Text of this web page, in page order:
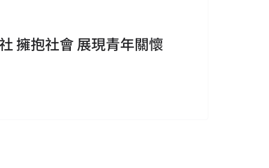
擁抱社會 展現青年關懷